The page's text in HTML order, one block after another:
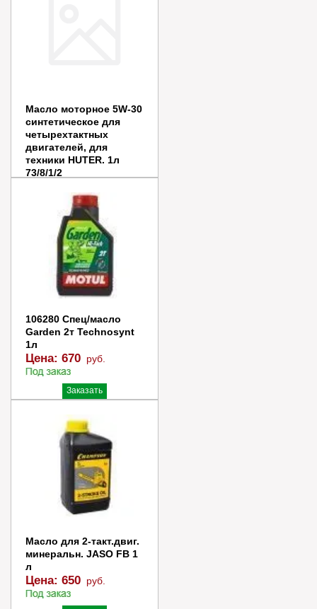
Масло моторное 5W-30
синтетическое для
четырехтактных
двигателей, для
техники HUTER. 1л
73/8/1/2
Заказать
Купить в 1 клик
106280 Спец/масло
Garden 2т Technosynt
1л
Цена: 670 руб.
Заказать
Купить в 1 клик
Масло для 2-такт.двиг.
минеральн. JASO FB 1
л
Цена: 650 руб.